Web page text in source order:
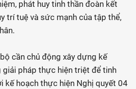
phát huy tinh thần đoàn kết
trí tuệ và sức mạnh của tập thể,
cần chủ động xây dựng kế
giải pháp thực hiện triệt để tinh
kế hoạch thực hiện Nghị quyết 04